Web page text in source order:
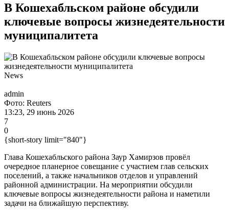
В Кошехабльском районе обсудили
ключевые вопросы жизнедеятельности
муниципалитета
News
admin
Фото: Reuters
13:23, 29 июнь 2026
7
0
{short-story limit="840"}
Глава Кошехабльского района Заур Хамирзов провёл
очередное планерное совещание с участием глав сельских
поселений, а также начальников отделов и управлений
районной администрации. На мероприятии обсудили
ключевые вопросы жизнедеятельности района и наметили
задачи на ближайшую перспективу.